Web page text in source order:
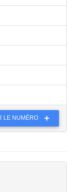
LE NUMÉRO